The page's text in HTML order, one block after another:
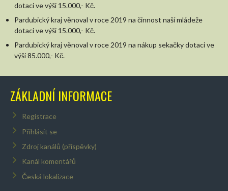
dotaci ve výši 15.000,- Kč.
Pardubický kraj věnoval v roce 2019 na činnost naší mládeže
dotaci ve výši 15.000,- Kč.
Pardubický kraj věnoval v roce 2019 na nákup sekačky dotaci ve
výši 85.000,- Kč.
ZÁKLADNÍ INFORMACE
Registrace
Přihlásit se
Zdroj kanálů (příspěvky)
Kanál komentářů
Česká lokalizace